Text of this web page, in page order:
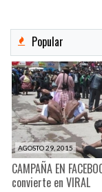
Popular
AGOSTO 29, 2015
CAMPAÑA EN
convierte en VIRAL